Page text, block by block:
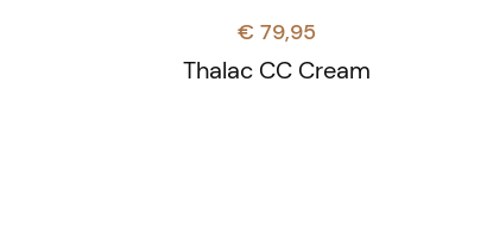
Thalac CC Cream
€ 79,95